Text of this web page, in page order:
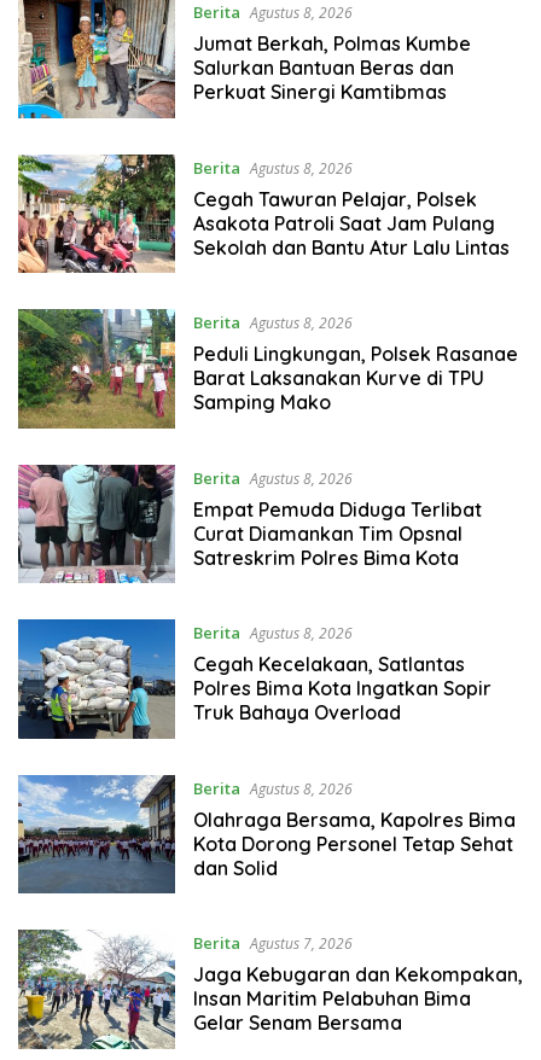
Berita Agustus 8, 2026
Jumat Berkah, Polmas Kumbe
Salurkan Bantuan Beras dan
Perkuat Sinergi Kamtibmas
Berita Agustus 8, 2026
Cegah Tawuran Pelajar, Polsek
Asakota Patroli Saat Jam Pulang
Sekolah dan Bantu Atur Lalu Lintas
Berita Agustus 8, 2026
Peduli Lingkungan, Polsek Rasanae
Barat Laksanakan Kurve di TPU
Samping Mako
Berita Agustus 8, 2026
Empat Pemuda Diduga Terlibat
Curat Diamankan Tim Opsnal
Satreskrim Polres Bima Kota
Berita Agustus 8, 2026
Cegah Kecelakaan, Satlantas
Polres Bima Kota Ingatkan Sopir
Truk Bahaya Overload
Berita Agustus 8, 2026
Olahraga Bersama, Kapolres Bima
Kota Dorong Personel Tetap Sehat
dan Solid
Berita Agustus 7, 2026
Jaga Kebugaran dan Kekompakan,
Insan Maritim Pelabuhan Bima
Gelar Senam Bersama